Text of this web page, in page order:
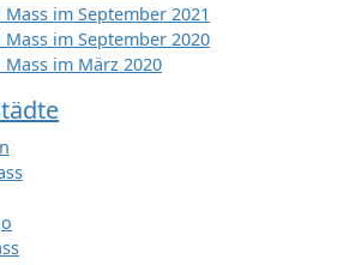
im September 2021
im September 2020
im März 2020